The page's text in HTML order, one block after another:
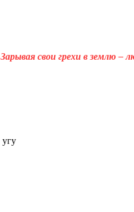
Зарывая свои грехи в землю –
угу